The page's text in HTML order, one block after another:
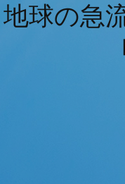
地球の急